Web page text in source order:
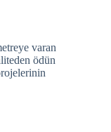
varan
ödün